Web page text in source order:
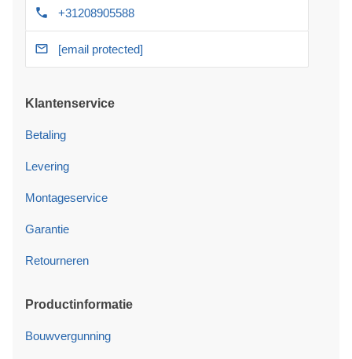
+31208905588
[email protected]
Klantenservice
Betaling
Levering
Montageservice
Garantie
Retourneren
Productinformatie
Bouwvergunning